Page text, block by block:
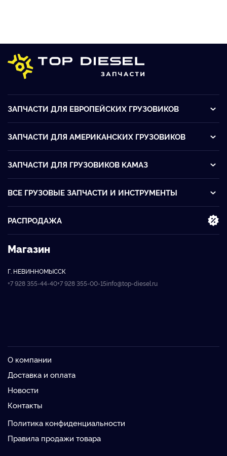
ЗАПЧАСТИ ДЛЯ ЕВРОПЕЙСКИХ ГРУЗОВИКОВ
ЗАПЧАСТИ ДЛЯ АМЕРИКАНСКИХ ГРУЗОВИКОВ
ЗАПЧАСТИ ДЛЯ ГРУЗОВИКОВ KАМАЗ
ВСЕ ГРУЗОВЫЕ ЗАПЧАСТИ И ИНСТРУМЕНТЫ
РАСПРОДАЖА
Магазин
Г. НЕВИННОМЫССК
+7 928 355-44-40+7 928 355-00-15info@top-diesel.ru
О компании
Доставка и оплата
Новости
Контакты
Политика конфиденциальности
Правила продажи товара